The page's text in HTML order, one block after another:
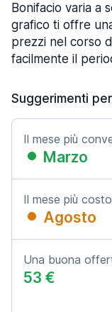
Bonifacio varia a
grafico ti offre
prezzi nel corso
facilmente il
Suggerimenti
Il mese più
Marzo
Il mese più
Agosto
Una buona
53 €